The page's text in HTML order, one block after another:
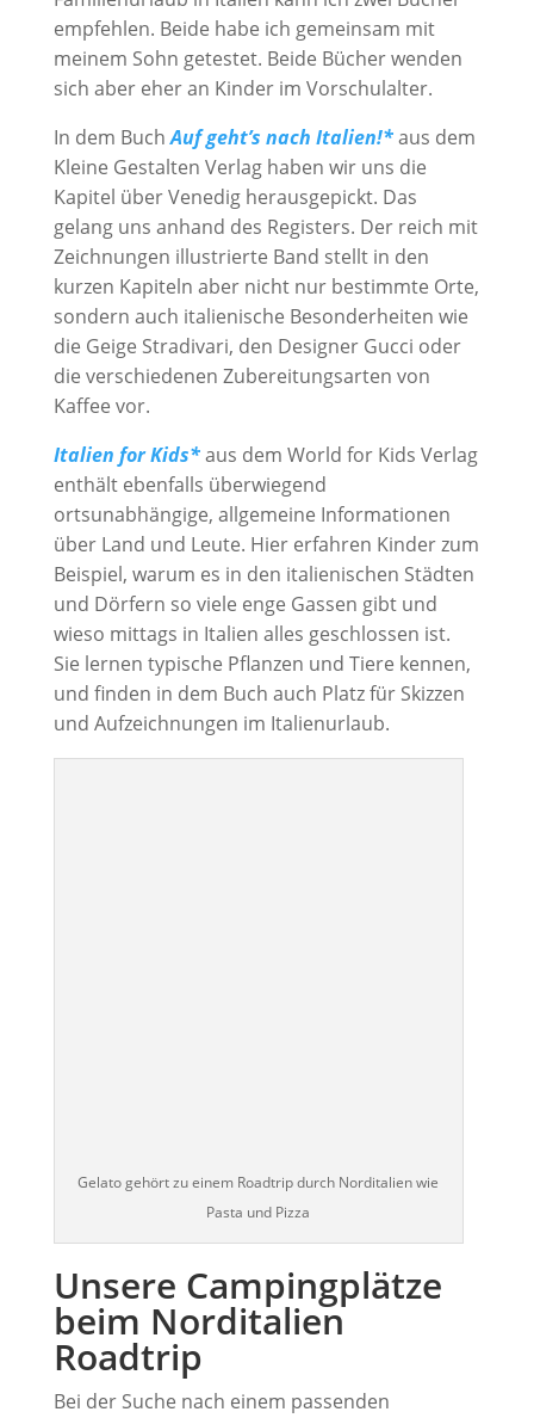
empfehlen. Beide habe ich gemeinsam mit
meinem Sohn getestet. Beide Bücher wenden
sich aber eher an Kinder im Vorschulalter.
In dem BuchAuf geht’s nach Italien!*aus dem
Kleine Gestalten Verlag haben wir uns die
Kapitel über Venedig herausgepickt. Das
gelang uns anhand des Registers. Der reich mit
Zeichnungen illustrierte Band stellt in den
kurzen Kapiteln aber nicht nur bestimmte Orte,
sondern auch italienische Besonderheiten wie
die Geige Stradivari, den Designer Gucci oder
die verschiedenen Zubereitungsarten von
Kaffee vor.
Italien for Kids*aus dem World for Kids Verlag
enthält ebenfalls überwiegend
ortsunabhängige, allgemeine Informationen
über Land und Leute. Hier erfahren Kinder zum
Beispiel, warum es in den italienischen Städten
und Dörfern so viele enge Gassen gibt und
wieso mittags in Italien alles geschlossen ist.
Sie lernen typische Pflanzen und Tiere kennen,
und finden in dem Buch auch Platz für Skizzen
und Aufzeichnungen im Italienurlaub.
Gelato gehört zu einem Roadtrip durch Norditalien wie
Pasta und Pizza
Unsere Campingplätze
beim Norditalien
Roadtrip
Bei der Suche nach einem passenden